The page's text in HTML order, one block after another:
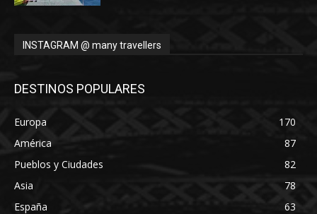
INSTAGRAM @ many travellers
DESTINOS POPULARES
Europa
170
América
87
Pueblos y Ciudades
82
Asia
78
España
63